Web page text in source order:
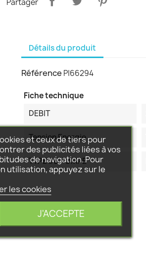
Détails du produit
Référence P|66294
Fiche technique
DEBIT
Tension Energie
TYPE DE POMPE
et ceux de tiers pour
des publicités liées à vos
de navigation. Pour
utilisation, appuyez sur le
les cookies
J'ACCEPTE